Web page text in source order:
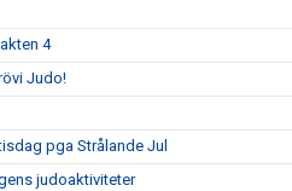
4
Judo!
pga Strålande Jul
judoaktiviteter